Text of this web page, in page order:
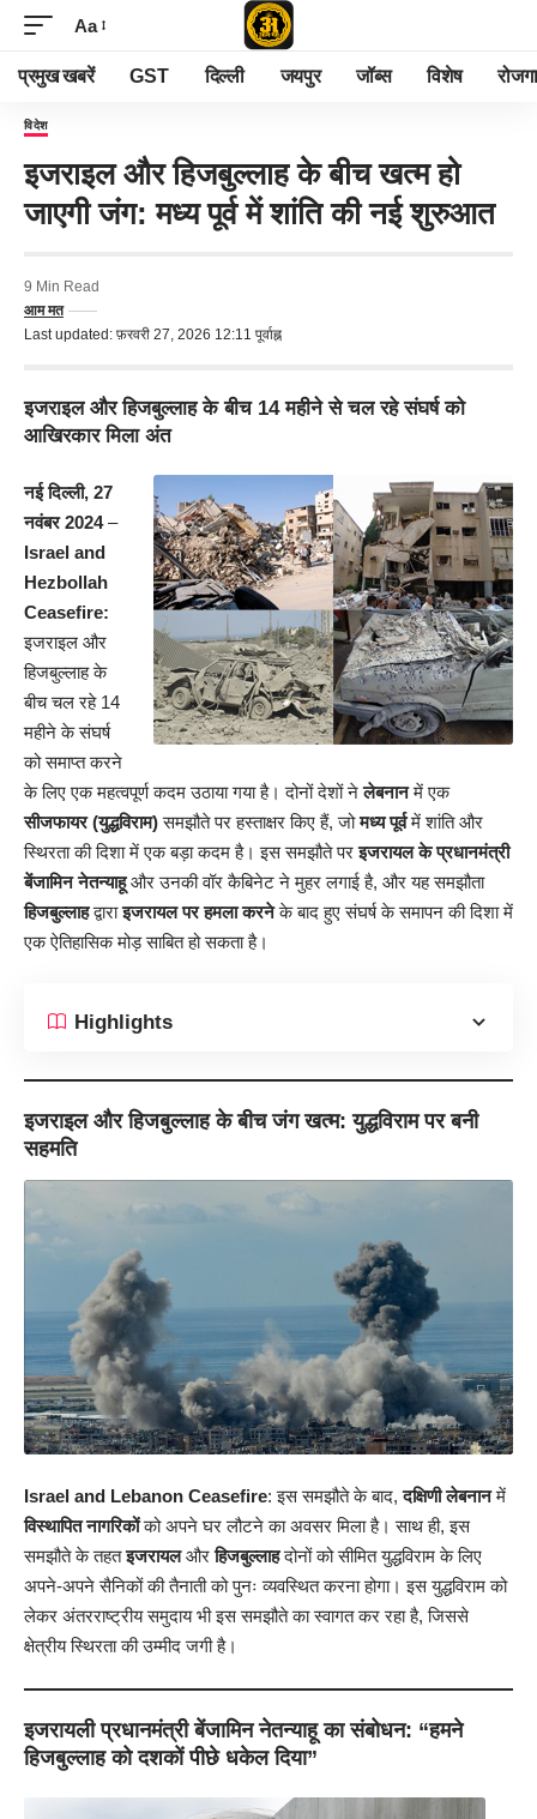
Aa
प्रमुख खबरें GST दिल्ली जयपुर जॉब्स विशेष
विदेश
इजराइल और हिजबुल्लाह के बीच खत्म हो
जाएगी जंग: मध्य पूर्व में शांति की नई शुरुआत
Last updated: फ़रवरी 27, 2026 12:11 पूर्वाह्न
आम मत
9 Min Read
इजराइल और हिजबुल्लाह के बीच 14 महीने से चल रहे संघर्ष को
आखिरकार मिला अंत
नई दिल्ली, 27
नवंबर 2024–
Israel and
Hezbollah
Ceasefire:
इजराइल और
हिजबुल्लाह के
बीच चल रहे 14
महीने के संघर्ष
को समाप्त करने
के लिए एक महत्वपूर्ण कदम उठाया गया है। दोनों देशों नेलेबनानमें एक
सीजफायर (युद्धविराम)समझौते पर हस्ताक्षर किए हैं, जोमध्य पूर्वमें शांति और
स्थिरता की दिशा में एक बड़ा कदम है। इस समझौते परइजरायल के प्रधानमंत्री
बेंजामिन नेतन्याहूऔर उनकी वॉर कैबिनेट ने मुहर लगाई है, और यह समझौता
हिजबुल्लाहद्वाराइजरायल पर हमला करनेके बाद हुए संघर्ष के समापन की दिशा में
एक ऐतिहासिक मोड़ साबित हो सकता है।
Highlights
इजराइल और हिजबुल्लाह के बीच जंग खत्म: युद्धविराम पर बनी
सहमति
Israel and Lebanon Ceasefire: इस समझौते के बाद,दक्षिणी लेबनानमें
विस्थापित नागरिकोंको अपने घर लौटने का अवसर मिला है। साथ ही, इस
समझौते के तहतइजरायलऔरहिजबुल्लाहदोनों को सीमित युद्धविराम के लिए
अपने-अपने सैनिकों की तैनाती को पुनः व्यवस्थित करना होगा। इस युद्धविराम को
लेकर अंतरराष्ट्रीय समुदाय भी इस समझौते का स्वागत कर रहा है, जिससे
क्षेत्रीय स्थिरता की उम्मीद जगी है।
इजरायली प्रधानमंत्री बेंजामिन नेतन्याहू का संबोधन: “हमने
हिजबुल्लाह को दशकों पीछे धकेल दिया”